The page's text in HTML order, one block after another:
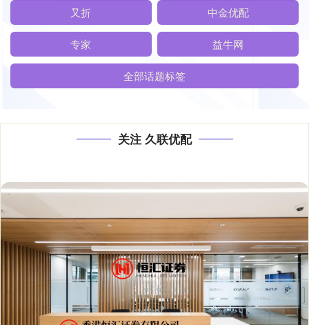
又折 中金优配
专家 益牛网
全部话题标签
关注 久联优配